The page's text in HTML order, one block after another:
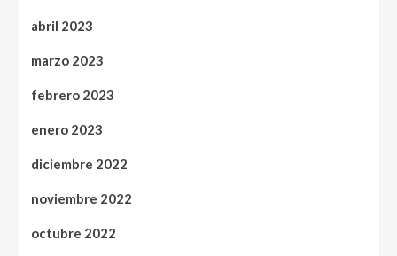
abril 2023
marzo 2023
febrero 2023
enero 2023
diciembre 2022
noviembre 2022
octubre 2022